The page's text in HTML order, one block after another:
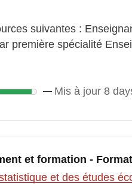
suivantes :
première spécialité
Mis à jour 8
et formation -
et des études